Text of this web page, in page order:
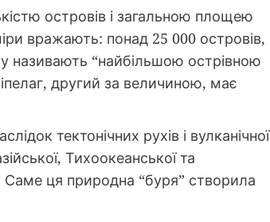
островів і загальною площею
вражають: понад 25 000 островів,
називають “найбільшою острівною
другий за величиною, має
тектонічних рухів і вулканічної
Тихоокеанської та
Саме ця природна “буря” створила